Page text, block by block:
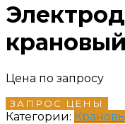
Цена по запросу
ЗАПРОС ЦЕНЫ
Категории: